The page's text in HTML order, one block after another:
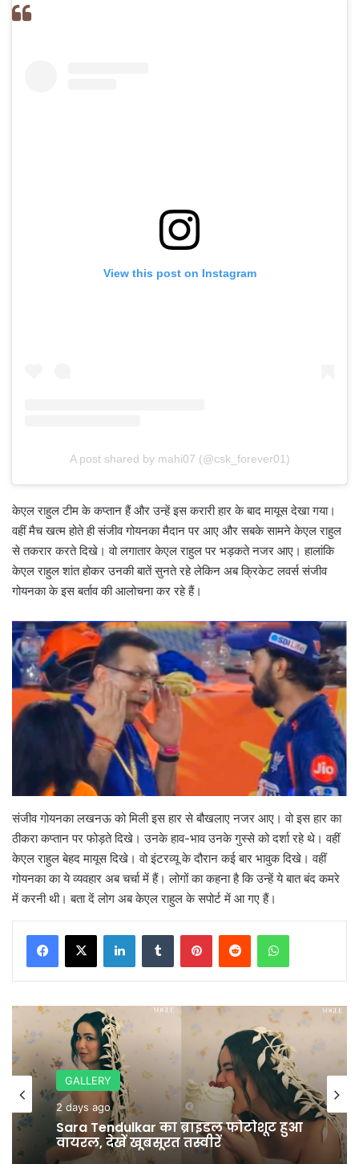
View this post on Instagram
A post shared by mahi07 (@csk_forever01)
केएल राहुल टीम के कप्तान हैं और उन्हें इस करारी हार के बाद मायूस देखा गया।
वहीं मैच खत्म होते ही संजीव गोयनका मैदान पर आए और सबके सामने केएल राहुल
से तकरार करते दिखे। वो लगातार केएल राहुल पर भड़कते नजर आए। हालांकि
केएल राहुल शांत होकर उनकी बातें सुनते रहे लेकिन अब क्रिकेट लवर्स संजीव
गोयनका के इस बर्ताव की आलोचना कर रहे हैं।
संजीव गोयनका लखनऊ को मिली इस हार से बौखलाए नजर आए। वो इस हार का
ठीकरा कप्तान पर फोड़ते दिखे। उनके हाव-भाव उनके गुस्से को दर्शा रहे थे। वहीं
केएल राहुल बेहद मायूस दिखे। वो इंटरव्यू के दौरान कई बार भावुक दिखे। वहीं
गोयनका का ये व्यवहार अब चर्चा में हैं। लोगों का कहना है कि उन्हें ये बात बंद कमरे
में करनी थी। बता दें लोग अब केएल राहुल के सपोर्ट में आ गए हैं।
LinkedInTumblr PinterestReddit WhatsApp
GALLERY
2 days ago
News
2 days ago